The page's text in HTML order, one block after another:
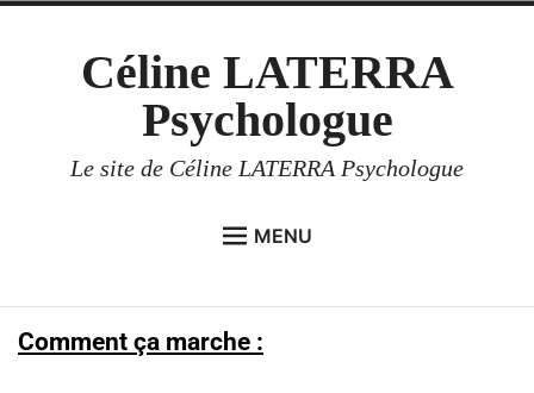
Céline LATERRA
Psychologue
Le site de Céline LATERRA Psychologue
MENU
Comment ça marche :